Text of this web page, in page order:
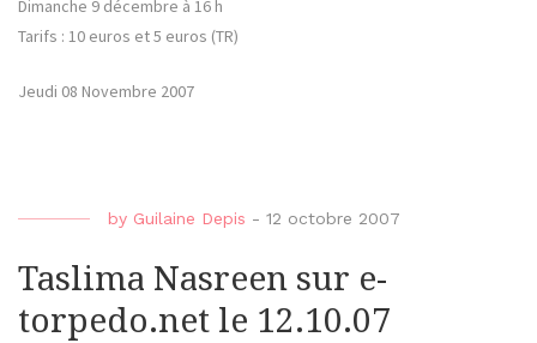
Dimanche 9 décembre à 16 h
Tarifs : 10 euros et 5 euros (TR)
Jeudi 08 Novembre 2007
by Guilaine Depis - 12 octobre 2007
Taslima Nasreen sur e-
torpedo.net le 12.10.07